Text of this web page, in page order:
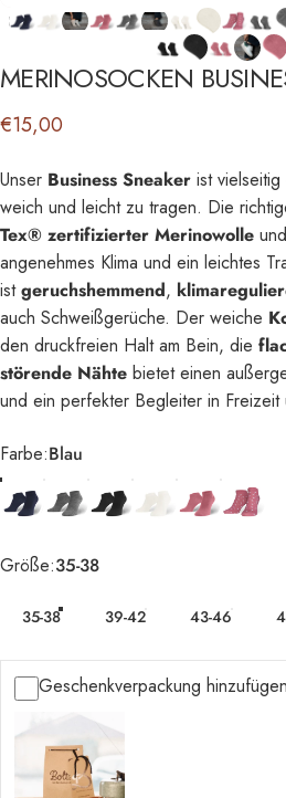
MERINOSOCKEN
€15,00
Unser Business Sneaker ist
weich und leicht zu tragen. Die
Tex® zertifizierter Merinowolle
angenehmes Klima und ein leichtes
istgeruchshemmend,
auch Schweißgerüche. Der weiche
den druckfreien Halt am Bein, die
störende Nähte bietet einen
und ein perfekter Begleiter in
Farbe
Farbe:Blau
Größe
Größe:35-38
35-38 39-42 43-46
Geschenkverpackung